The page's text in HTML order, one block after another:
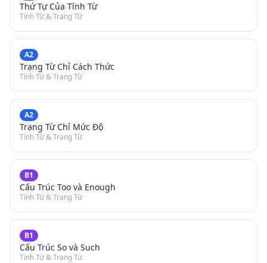
Thứ Tự Của Tính Từ
Tính Từ & Trạng Từ
A2
Trạng Từ Chỉ Cách Thức
Tính Từ & Trạng Từ
A2
Trạng Từ Chỉ Mức Độ
Tính Từ & Trạng Từ
B1
Cấu Trúc Too và Enough
Tính Từ & Trạng Từ
B1
Cấu Trúc So và Such
Tính Từ & Trạng Từ